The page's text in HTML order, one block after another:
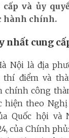
cấp và ủy
hành chính.
nhất cung
Nội là địa
điểm và
chính công
theo Nghị
Quốc hội và
của Chính